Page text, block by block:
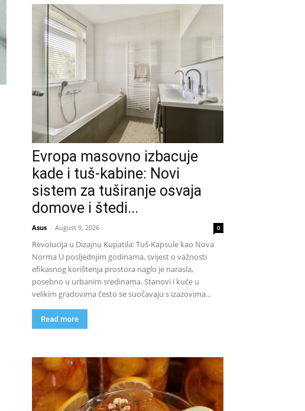
Evropa masovno izbacuje
kade i tuš-kabine: Novi
sistem za tuširanje osvaja
domove i štedi...
Asus - August 9, 2026 0
Revolucija u Dizajnu Kupatila: Tuš-Kapsule kao Nova
Norma U posljednjim godinama, svijest o važnosti
efikasnog korištenja prostora naglo je narasla,
posebno u urbanim sredinama. Stanovi i kuće u
velikim gradovima često se suočavaju s izazovima...
Read more